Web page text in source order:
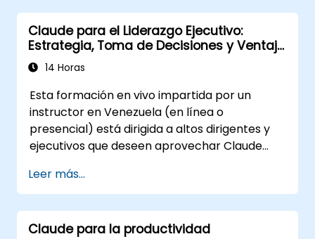
administrativas diarias.
Utilizar Claude como apoyo para análisis
básico de información y hojas de cálculo.
Aplicar buenas prácticas de seguridad y
Claude para el Liderazgo Ejecutivo:
Estrategia, Toma de Decisiones y Ventaja
Competitiva
14 Horas
Esta formación en vivo impartida por un
instructor en Venezuela (en línea o
presencial) está dirigida a altos dirigentes y
ejecutivos que deseen aprovechar Claude
para mejorar la toma de decisiones, acelerar
la planificación y construir una ventaja
competitiva mediante un liderazgo
potenciado por IA.
Leer más...
Claude para la productividad